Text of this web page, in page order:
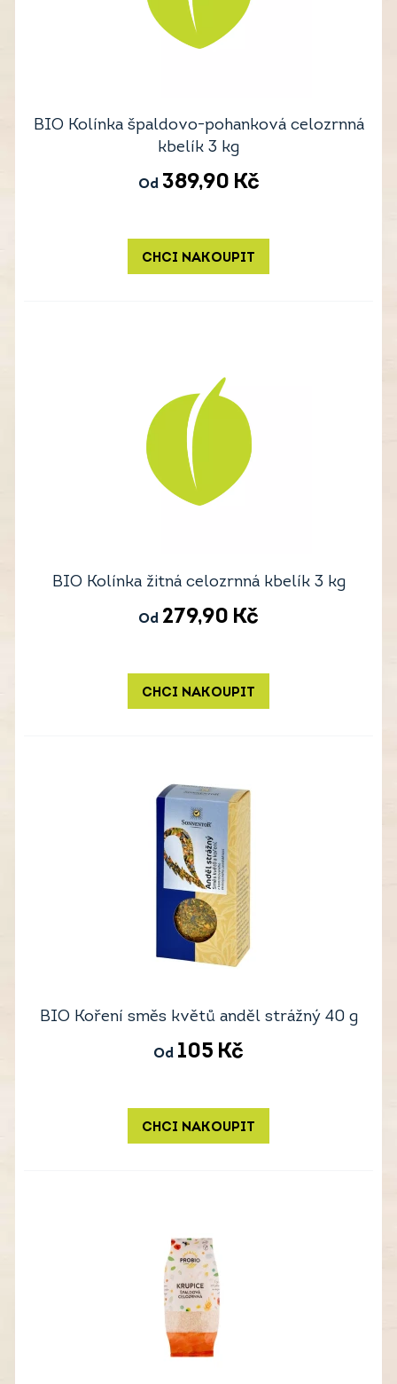
BIO Kolínka špaldovo-pohanková celozrnná
kbelík 3 kg
Od 389,90 Kč
CHCI NAKOUPIT
BIO Kolínka žitná celozrnná kbelík 3 kg
Od 279,90 Kč
CHCI NAKOUPIT
BIO Koření směs květů anděl strážný 40 g
Od 105 Kč
CHCI NAKOUPIT